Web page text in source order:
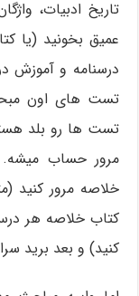
تاریخ ادبیات،
عمیق بخونید (یا
تست های اون
مرور حساب
خلاصه مرور کنید
کتاب خلاصه هر درس
کنید) و بعد برید